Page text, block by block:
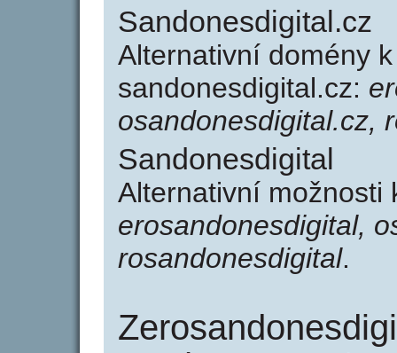
Sandonesdigital.cz
Alternativní domény
sandonesdigital.cz:
osandonesdigital.cz,
Sandonesdigital
Alternativní možnosti
erosandonesdigital,
rosandonesdigital.